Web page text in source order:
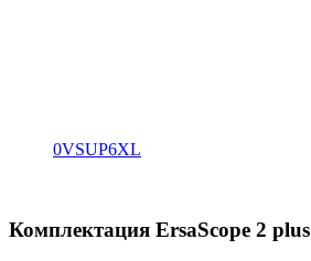
0VSUP6XL
Комплектация ErsaScope 2 plus